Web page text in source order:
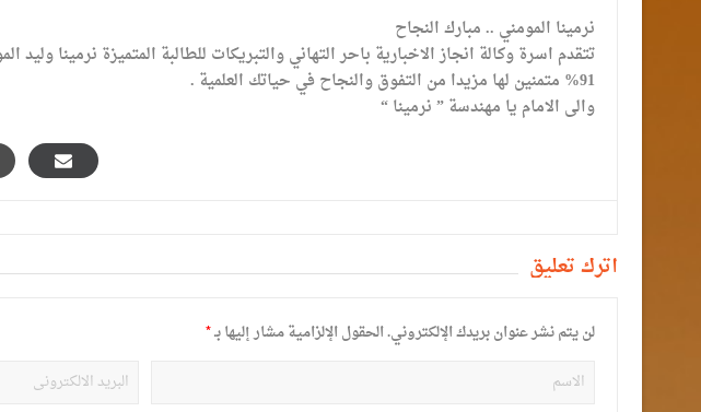
نرمينا المومني .. مبارك النجاح
تتقدم اسرة وكالة انجاز الاخبارية باحر التهاني والتبريكات للطالبة المتميزة نرمينا وليد
91% متمنين لها مزيدا من التفوق والنجاح في حياتك العلمية .
والى الامام يا مهندسة ” نرمينا “
أترك تعليق
لن يتم نشر عنوان بريدك الإلكتروني.الحقول الإلزامية مشار إليها بـ*